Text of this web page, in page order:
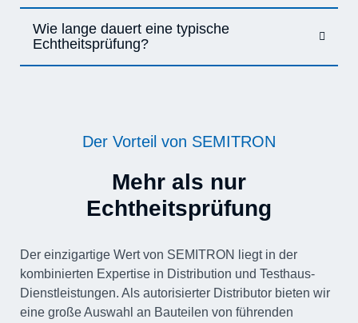
Wie lange dauert eine typische
Echtheitsprüfung?
Der Vorteil von SEMITRON
Mehr als nur
Echtheitsprüfung
Der einzigartige Wert von SEMITRON liegt in der
kombinierten Expertise in Distribution und Testhaus-
Dienstleistungen. Als autorisierter Distributor bieten wir
eine große Auswahl an Bauteilen von führenden